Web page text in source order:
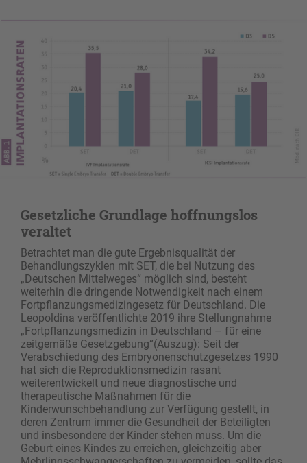
Gesetzliche Grundlage hoffnungslos
veraltet
Betrachtet man die gute Ergebnisqualität der
Behandlungszyklen mit SET, die bei Nutzung des
„Deutschen Mittelweges“ möglich sind, besteht
weiterhin die dringende Notwendigkeit nach einem
Fortpflanzungsmedizingesetz für Deutschland. Die
Leopoldina veröffentlichte 2019 ihre Stellungnahme
„Fortpflanzungsmedizin in Deutschland – für eine
zeitgemäße Gesetzgebung“(Auszug): Seit der
Verabschiedung des Embryonenschutz­gesetzes 1990
hat sich die Reproduktionsmedizin rasant
weiterentwickelt und neue diagnostische und
therapeutische Maßnahmen für die
Kinderwunschbehandlung zur Verfügung gestellt, in
deren Zentrum immer die Gesundheit der Beteiligten
und insbesondere der Kinder stehen muss. Um die
Geburt eines Kindes zu erreichen, gleichzeitig aber